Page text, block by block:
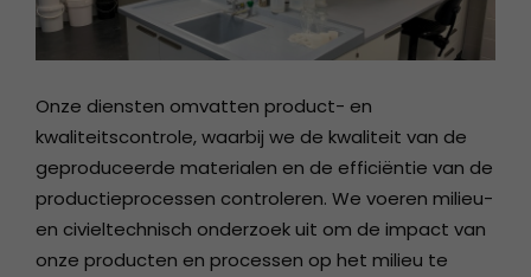
Onze diensten omvatten product- en
kwaliteitscontrole, waarbij we de kwaliteit van de
geproduceerde materialen en de efficiëntie van de
productieprocessen controleren. We voeren milieu-
en civieltechnisch onderzoek uit om de impact van
onze producten en processen op het milieu te